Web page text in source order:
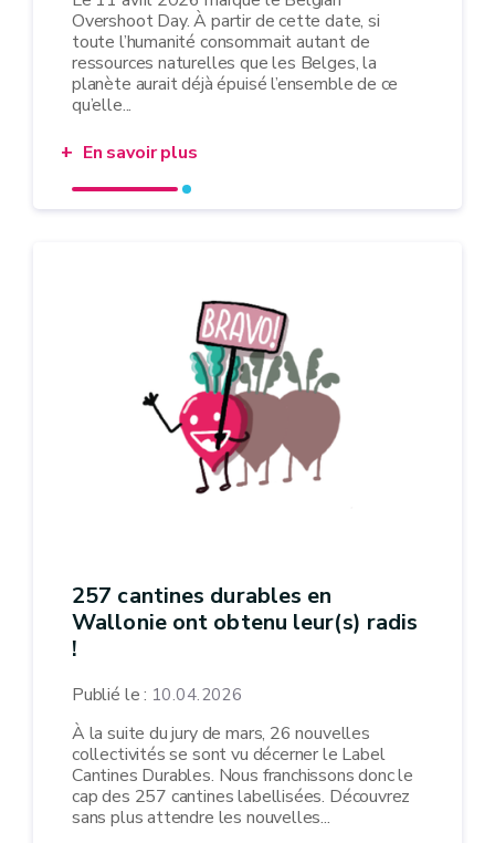
Overshoot Day. À partir de cette date, si
toute l’humanité consommait autant de
ressources naturelles que les Belges, la
planète aurait déjà épuisé l’ensemble de ce
qu’elle...
En savoir plus
257 cantines durables en
Wallonie ont obtenu leur(s) radis
!
Publié le : 10.04.2026
À la suite du jury de mars, 26 nouvelles
collectivités se sont vu décerner le Label
Cantines Durables. Nous franchissons donc le
cap des 257 cantines labellisées. Découvrez
sans plus attendre les nouvelles...